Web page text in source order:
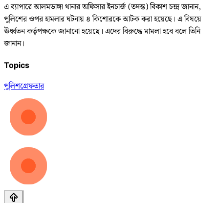
এ ব্যাপারে আলমডাঙ্গা থানার অফিসার ইনচার্জ (তদন্ত) বিকাশ চন্দ্র জানান,
পুলিশের ওপর হামলার ঘটনায় ৪ কিশোরকে আটক করা হয়েছে। এ বিষয়ে
ঊর্ধ্বতন কর্তৃপক্ষকে জানানো হয়েছে। এদের বিরুদ্ধে মামলা হবে বলে তিনি
জানান।
Topics
পুলিশগ্রেফতার